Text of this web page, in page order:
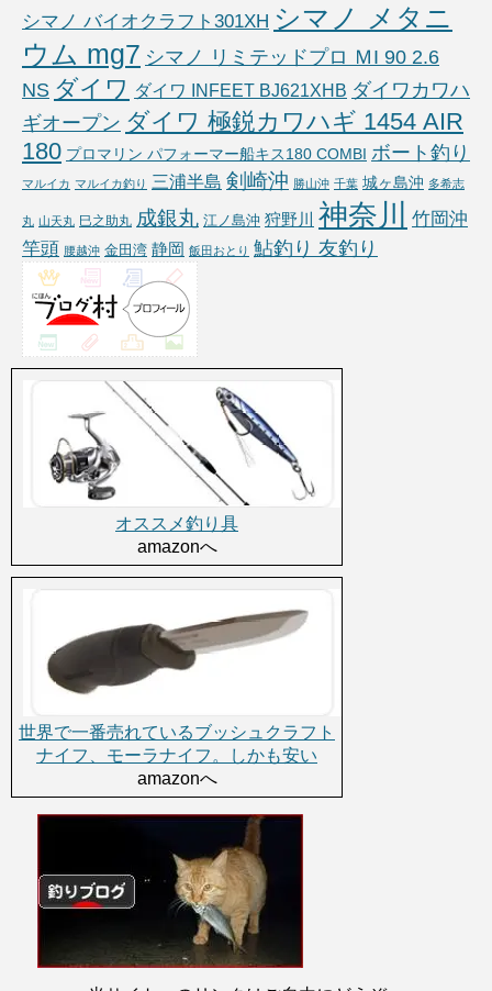
シマノ バイオクラフト301XH シマノ メタニ
ウム mg7 シマノ リミテッドプロ ＭI 90 2.6
NS ダイワ ダイワ INFEET BJ621XHB ダイワカワハ
ギオープン ダイワ 極鋭カワハギ 1454 AIR
180 プロマリン パフォーマー船キス180 COMBI ボート釣り
マルイカ マルイカ釣り 三浦半島 剣崎沖 勝山沖 千葉 城ヶ島沖 多希志
丸 山天丸 巳之助丸 成銀丸 江ノ島沖 狩野川 神奈川
竹岡沖
竿頭 腰越沖 金田湾 静岡 飯田おとり 鮎釣り 友釣り
オススメ釣り具
amazonへ
世界で一番売れているブッシュクラフト
ナイフ、モーラナイフ。しかも安い
amazonへ